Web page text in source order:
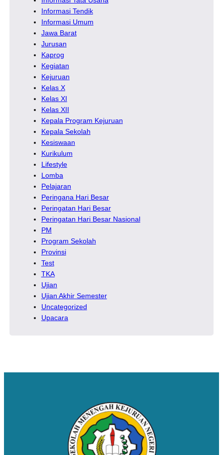
Informasi Tendik
Informasi Umum
Jawa Barat
Jurusan
Kaprog
Kegiatan
Kejuruan
Kelas X
Kelas XI
Kelas XII
Kepala Program Kejuruan
Kepala Sekolah
Kesiswaan
Kurikulum
Lifestyle
Lomba
Pelajaran
Peringana Hari Besar
Peringatan Hari Besar
Peringatan Hari Besar Nasional
PM
Program Sekolah
Provinsi
Test
TKA
Ujian
Ujian Akhir Semester
Uncategorized
Upacara